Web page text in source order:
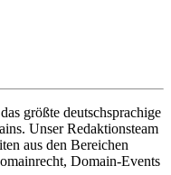
größte deutschsprachige
Unser Redaktionsteam
aus den Bereichen
Domain-Events